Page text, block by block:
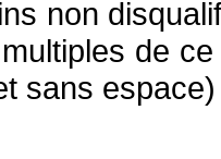
non
de
sans espace)